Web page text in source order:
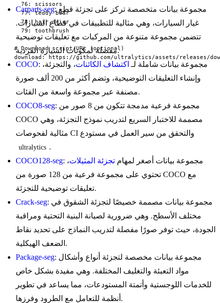
  76: scissors
  77: teddy bear
  78: hair drier
  79: toothbrush
# Download script/URL (optional)
download: https://github.com/ultralytics/assets/releases/
Carparts-seg: مجموعة بيانات متخصصة تركز على تجزئة قطع
غيار السيارات، وهي مثالية للتطبيقات في قطاع السيارات.
تتضمن مجموعة متنوعة من المركبات مع تعليقات توضيحية
مفصلة لمكونات السيارة الفردية.
COCO
: مجموعة بيانات شاملة لـ اكتشاف الكائنات، والتجزئة،
وإنشاء التعليقات التوضيحية، وتضم أكثر من 200 ألف صورة
مصنفة عبر مجموعة واسعة من الفئات.
COCO8-seg: مجموعة فرعية مدمجة تتكون من 8 صور من
COCO مصممة للاختبار السريع لتدريب نموذج التجزئة، وهي
مثالية لفحوصات CI والتحقق من سير العمل في مستودع
ultralytics .
COCO128-seg
: مجموعة بيانات أصغر لمهام تجزئة المثيلات،
تحتوي على مجموعة فرعية من 128 صورة من COCO مع
تعليقات توضيحية للتجزئة.
Crack-seg: مجموعة بيانات مصممة خصيصًا لتجزئة الشقوق في
مختلف الأسطح. وهي ضرورية لصيانة البنية التحتية ومراقبة
الجودة، حيث توفر صورًا مفصلة لتدريب النماذج على تحديد نقاط
الضعف الهيكلية.
Package-seg: مجموعة بيانات مخصصة لتجزئة أنواع وأشكال
مواد التعبئة والتغليف المختلفة. وهي مفيدة بشكل خاص
للخدمات اللوجستية وأتمتة المستودعات، مما يساعد في تطوير
أنظمة للتعامل مع الطرود وفرزها.